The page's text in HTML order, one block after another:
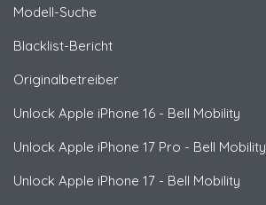
Modell-Suche
Blacklist-Bericht
Originalbetreiber
Unlock Apple iPhone 16 - Bell Mobility
Unlock Apple iPhone 17 Pro - Bell Mobility
Unlock Apple iPhone 17 - Bell Mobility